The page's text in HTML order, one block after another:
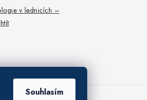
Souhlasím
v lednicích –